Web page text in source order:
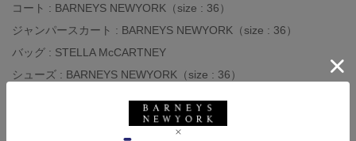
コート : BARNEYS NEWYORK（size : 36）
ジャンパースカート : BARNEYS NEWYORK（size : 36）
バッグ : STELLA McCARTNEY
シューズ : BARNEYS NEWYORK（size : 36）